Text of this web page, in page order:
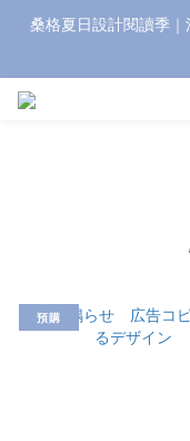
桑格夏日設計閱讀季
預購